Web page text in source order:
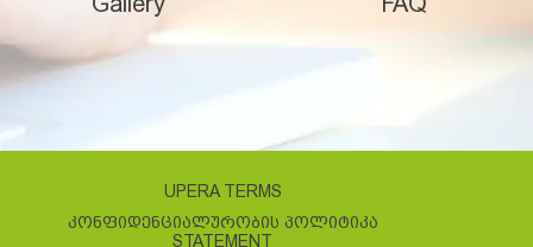
UPERA TERMS
ᲙᲝᲜᲤᲘᲓᲔᲜᲪᲘᲐᲚᲣᲠᲝᲑᲘᲡ ᲞᲝᲚᲘᲢᲘᲙᲐ
STATEMENT